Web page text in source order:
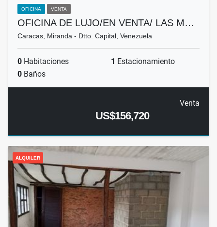
OFICINA VENTA
OFICINA DE LUJO/EN VENTA/ LAS M…
Caracas, Miranda - Dtto. Capital, Venezuela
0 Habitaciones 1 Estacionamiento
0 Baños
Venta
US$156,720
ALQUILER